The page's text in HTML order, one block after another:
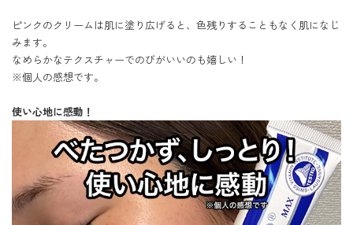
ピンクのクリームは肌に塗り広げると、色残りすることもなく肌になじ
みます。
なめらかなテクスチャーでのびがいいのも嬉しい！
※個人の感想です。
使い心地に感動！